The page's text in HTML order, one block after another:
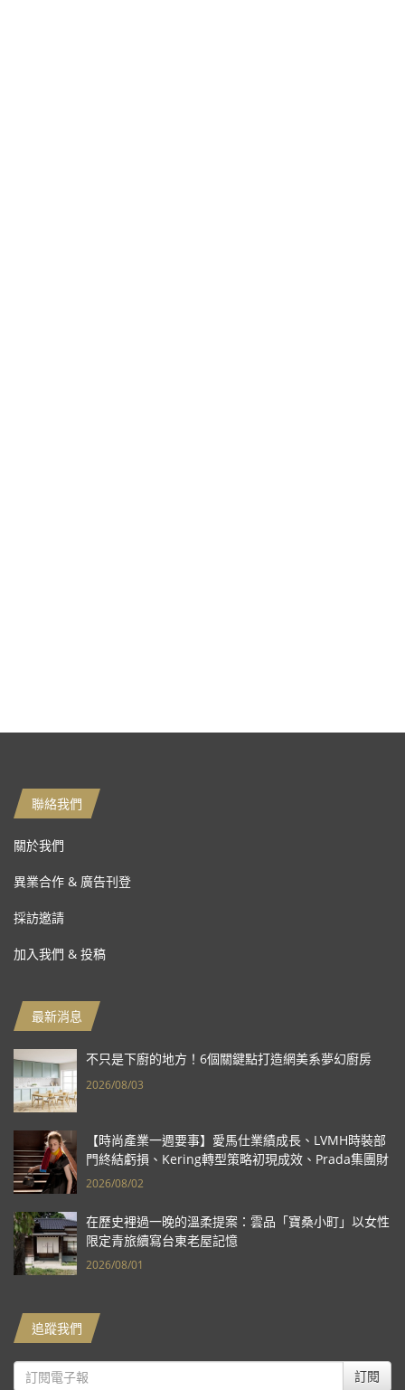
聯絡我們
關於我們
異業合作 & 廣告刊登
採訪邀請
加入我們 & 投稿
最新消息
不只是下廚的地方！6個關鍵點打造網美系夢幻廚房
2026/08/03
【時尚產業一週要事】愛馬仕業績成長、LVMH時裝部
門終結虧損、Kering轉型策略初現成效、Prada集團財
報亮眼
2026/08/02
在歷史裡過一晚的溫柔提案：雲品「寶桑小町」以女性
限定青旅續寫台東老屋記憶
2026/08/01
追蹤我們
訂閱